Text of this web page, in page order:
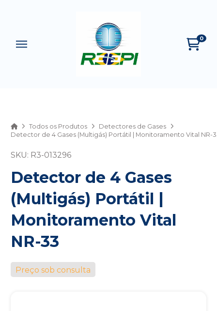
0
HomeTodos os Produtos
Detectores de Gases
Detector de 4 Gases (Multigás) Portátil | Monitoramento Vital NR-
SKU: R3-013296
Detector de 4 Gases
(Multigás) Portátil |
Monitoramento Vital
NR-33
Preço sob consulta